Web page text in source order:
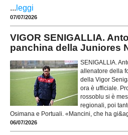
... leggi
07/07/2026
VIGOR SENIGALLIA.
panchina della Juniores
SENIGALLIA.
allenatore della
della Vigor
ora è ufficiale.
rossoblu si è
regionali, poi
Osimana e Portuali. «Mancini, che ha
06/07/2026